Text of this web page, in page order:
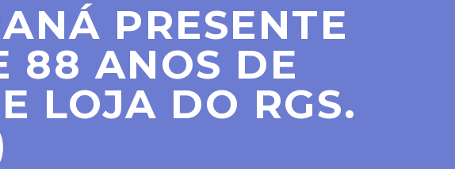
PRESENTE
88 ANOS DE
LOJA DO RGS.